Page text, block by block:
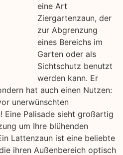
eine Art
Ziergartenzaun, der
zur Abgrenzung
eines Bereichs im
Garten oder als
Sichtschutz benutzt
werden kann. Er
hat auch einen Nutzen:
unerwünschten
Eine Palisade sieht großartig
um Ihre blühenden
Lattenzaun ist eine beliebte
ihren Außenbereich optisch